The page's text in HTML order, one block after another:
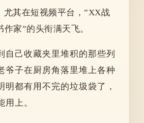
尤其在短视频平台，”XX战
家”的头衔满天飞。
自己收藏夹里堆积的那些列
爷子在厨房角落里堆上各种
明都有用不完的垃圾袋了，
用上。